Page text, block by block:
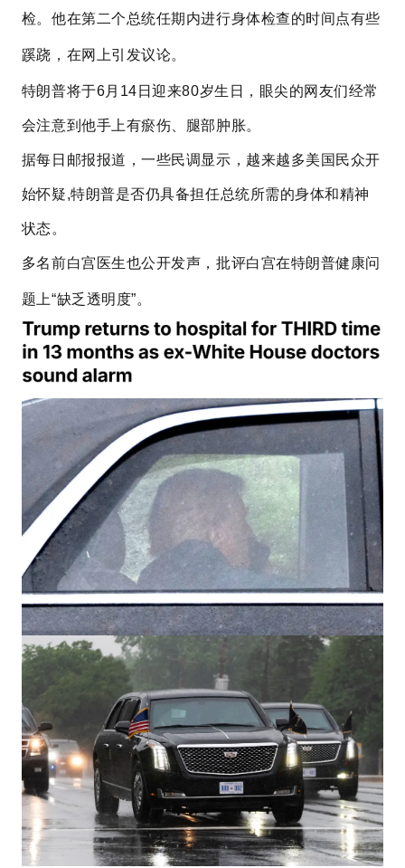
检。 他在第二个总统任期内进行身体检查的时间点有些
蹊跷，在网上引发议论。
特朗普将于6月14日迎来80岁生日，眼尖的网友们经常
会注意到他手上有瘀伤、腿部肿胀。
据每日邮报报道，一些民调显示，越来越多美国民众开
始怀疑,特朗普是否仍具备担任总统所需的身体和精神
状态。
多名前白宫医生也公开发声，批评白宫在特朗普健康问
题上“缺乏透明度”。